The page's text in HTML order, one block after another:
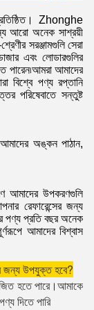
Zhonghe
আরো অনেক সাশ্রয়ী
সরঞ্জামগুলি সেরা
এবং লোডারগুলির
পারেন৷আমরা আমাদের
বিশ্বে পণ্য রপ্তানি
পরিষেবাতে সন্তুষ্ট
অঙ্কন পাঠান,
আমাদের উপকরণগুলি
রেফারেন্সের জন্য
পণ্য প্রতি বছর অনেক
আমাদের বিশ্বাস
জন্য উপযুক্ত হবে?
হতে পারে।আমাকে
দিতে পারি